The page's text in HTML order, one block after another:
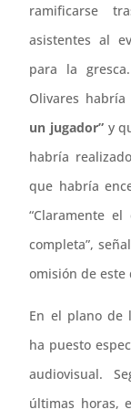
ramificarse
asistentes al
para la
Olivares
un jugador” y
habría
que habría
“Claramente
completa”,
omisión de este
En el plano de
ha puesto
audiovisual.
últimas horas,